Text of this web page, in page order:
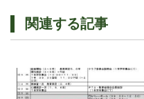
関連する記事